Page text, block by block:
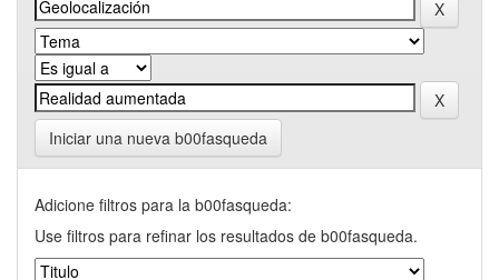
Iniciar una nueva b00fasqueda
Adicione filtros para la b00fasqueda:
Use filtros para refinar los resultados de b00fasqueda.